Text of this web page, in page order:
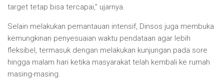
target tetap bisa tercapai,” ujarnya.
Selain melakukan pemantauan intensif, Dinsos juga membuka
kemungkinan penyesuaian waktu pendataan agar lebih
fleksibel, termasuk dengan melakukan kunjungan pada sore
hingga malam hari ketika masyarakat telah kembali ke rumah
masing-masing.